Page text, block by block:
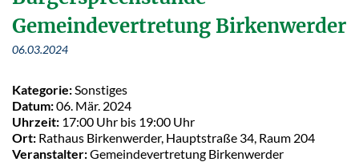
Gemeindevertretung Birkenwerder
06.03.2024
Kategorie: Sonstiges
Datum:06. Mär. 2024
Uhrzeit: 17:00 Uhr bis 19:00 Uhr
Ort: Rathaus Birkenwerder, Hauptstraße 34, Raum 204
Veranstalter:Gemeindevertretung Birkenwerder